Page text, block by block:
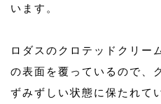
います。
ロダスのクロテッドクリー
の表面を覆っているので、
ずみずしい状態に保たれて